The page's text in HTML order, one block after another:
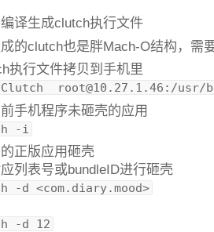
编译生成clutch执行文件
的clutch也是胖Mach-O结构，需
执行文件拷贝到手机里
root@10.27.1.46 :/usr/
手机程序未砸壳的应用
-i
正版应用砸壳
列表号或bundleID进行砸壳
-d <com.diary.mood>
-d 12